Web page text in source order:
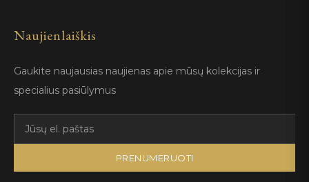
Naujienlaiškis
Gaukite naujausias naujienas apie mūsų kolekcijas ir
specialius pasiūlymus
PRENUMERUOTI